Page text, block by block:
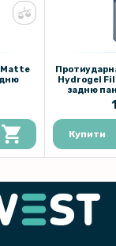
Matte
Hydrogel
задню
Купити